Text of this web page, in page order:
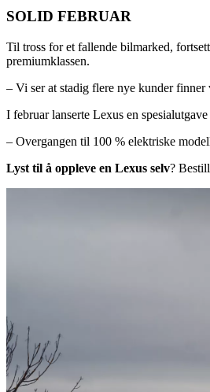
SOLID FEBRUAR
Til tross for et fallende bilmarked,
premiumklassen.
– Vi ser at stadig flere nye kunder
I februar lanserte Lexus en
– Overgangen til 100 % elektriske
Lyst til å oppleve en Lexus selv?